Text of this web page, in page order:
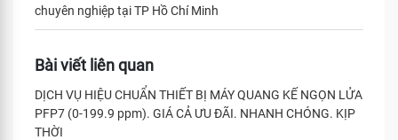
chuyên nghiệp tại TP Hồ Chí Minh
Bài viết liên quan
DỊCH VỤ HIỆU CHUẨN THIẾT BỊ MÁY QUANG KẾ NGỌN LỬA
PFP7 (0-199.9 ppm). GIÁ CẢ ƯU ĐÃI. NHANH CHÓNG. KỊP
THỜI